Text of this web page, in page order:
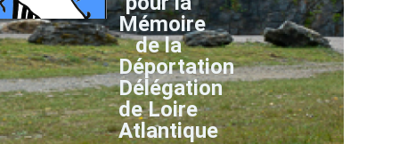
Mémoire
de la
Déportation
Délégation
de Loire
Atlantique